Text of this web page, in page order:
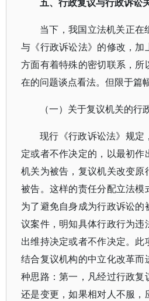
当下，我国立法机关正在
与《行政诉讼法》的修改，加
方面有着特殊的密切联系，所
在的问题谈点看法。但限于篇
（一）关于复议机关的行
现行《行政诉讼法》规定
定或者不作决定的，以最初作
机关为被告，复议机关改变原
被告。这样的责任分配立法模
为了避免自身成为行政诉讼的
议案件，明知具体行政行为违
出维持决定或者不作决定。
结合复议机构的中立化改革而
种思路：第一，凡经过行政复
还是变更，如果相对人不服，